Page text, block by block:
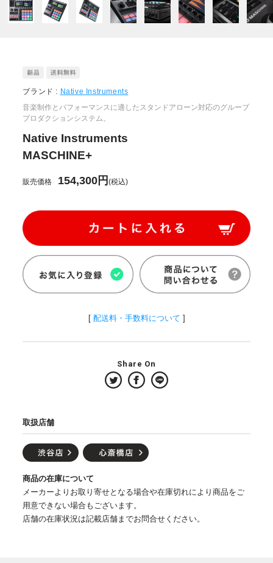
ブランド : Native Instruments
音楽制作とパフォーマンスに適したスタンドアローン対応のグルーブ
プロダクションシステム。
Native Instruments
MASCHINE+
販売価格 154,300円(税込)
[ 配送料・手数料について ]
Share On
取扱店舗
商品の在庫について
メーカーよりお取り寄せとなる場合や在庫切れにより商品をご
用意できない場合もございます。
店舗の在庫状況は記載店舗までお問合せください。